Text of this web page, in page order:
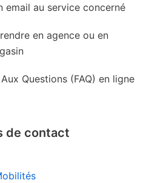
email au service concerné
en agence ou en
Questions (FAQ) en ligne
de contact